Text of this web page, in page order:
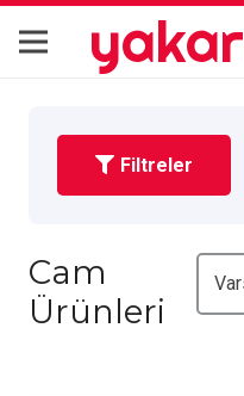
yakar
Filtreler
Cam
Ürünleri